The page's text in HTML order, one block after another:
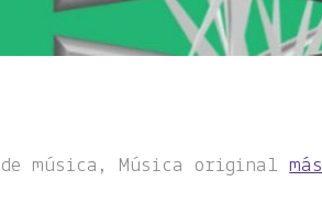
música, Música originalmás